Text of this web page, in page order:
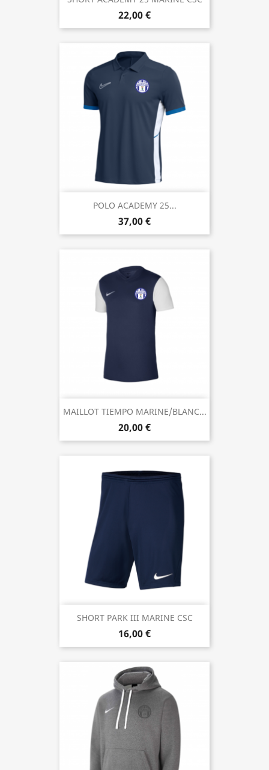
22,00 €
POLO ACADEMY 25...
37,00 €
MAILLOT TIEMPO MARINE/BLANC...
20,00 €
SHORT PARK III MARINE CSC
16,00 €